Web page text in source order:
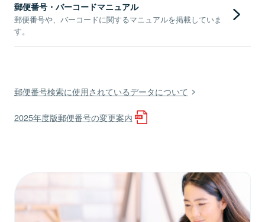
郵便番号・バーコードマニュアル
郵便番号や、バーコードに関するマニュアルを掲載していま
す。
郵便番号検索に使用されているデータについて
2025年度版郵便番号の変更案内